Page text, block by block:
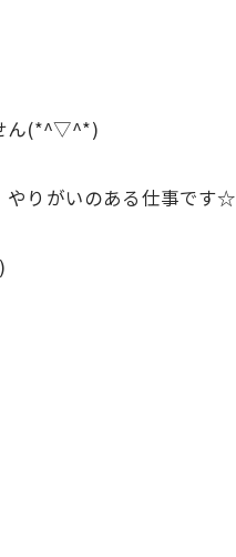
ん(*^▽^*)
やりがいのある仕事です☆